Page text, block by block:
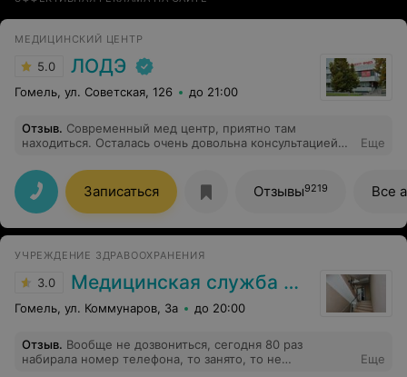
МЕДИЦИНСКИЙ ЦЕНТР
5.0 ЛОДЭ
Гомель, ул. Советская, 126 до 21:00
Отзыв. Современный мед центр, приятно там
находиться. Осталась очень довольна консультацией
рекомендации!
Еще
Записаться Отзывы9219 Все
УЧРЕЖДЕНИЕ ЗДРАВООХРАНЕНИЯ
3.0 Медицинская служба ДФиТ МВД по Гомельской области
Гомель, ул. Коммунаров, 3а до 20:00
Отзыв. Вообще не дозвониться, сегодня 80 раз
набирала номер телефона, то занято, то не
Еще